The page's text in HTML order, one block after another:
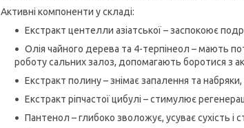
Активні компоненти у складі:
Екстракт центелли азіатської – заспокоює
Олія чайного дерева та 4-терпінеол – мають
роботу сальних залоз, допомагають боротися з
Екстракт полину – знімає запалення та
Екстракт ріпчастої цибулі – стимулює
Пантенол – глибоко зволожує, усуває сухість і